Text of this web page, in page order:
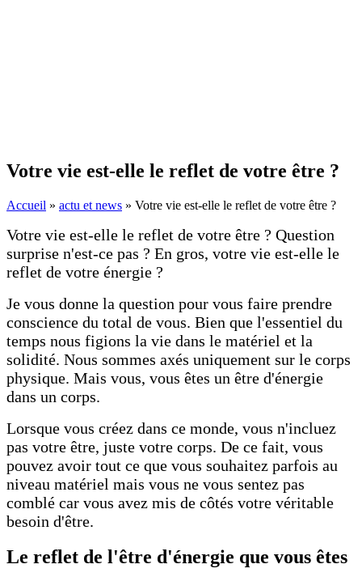
Votre vie est-elle le reflet de votre être ?
Accueil » actu et news » Votre vie est-elle le reflet de votre être ?
Votre vie est-elle le reflet de votre être ? Question
surprise n'est-ce pas ? En gros, votre vie est-elle le
reflet de votre énergie ?
Je vous donne la question pour vous faire prendre
conscience du total de vous. Bien que l'essentiel du
temps nous figions la vie dans le matériel et la
solidité. Nous sommes axés uniquement sur le corps
physique. Mais vous, vous êtes un être d'énergie
dans un corps.
Lorsque vous créez dans ce monde, vous n'incluez
pas votre être, juste votre corps. De ce fait, vous
pouvez avoir tout ce que vous souhaitez parfois au
niveau matériel mais vous ne vous sentez pas
comblé car vous avez mis de côtés votre véritable
besoin d'être.
Le reflet de l'être d'énergie que vous êtes